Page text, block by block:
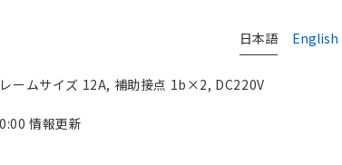
日本語 English
ームサイズ 12A, 補助接点 1b×2, DC220V
情報更新